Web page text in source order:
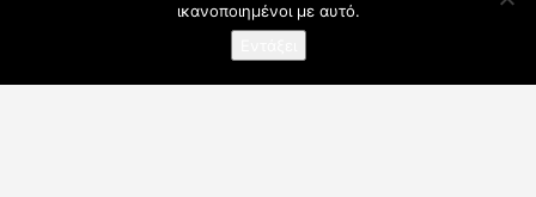
ικανοποιημένοι με αυτό.